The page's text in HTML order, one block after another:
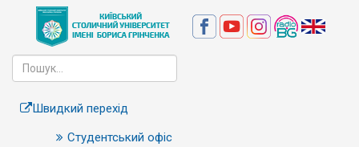
Швидкий перехід
Студентський офіс